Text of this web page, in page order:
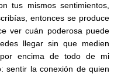
tus mismos sentimientos,
entonces se produce
ver cuán poderosa puede
llegar sin que medien
encima de todo de mi
sentir la conexión de quien